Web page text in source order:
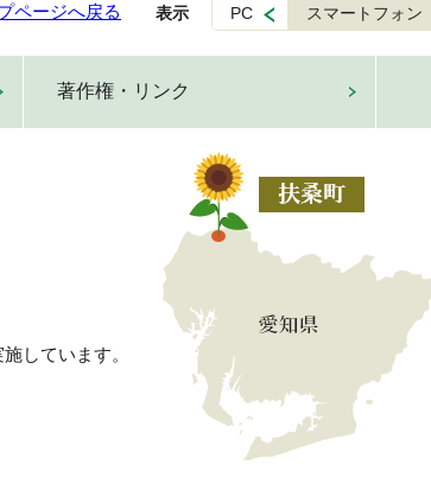
ページへ戻る 表示 PC スマートフォン
著作権・リンク
しています。